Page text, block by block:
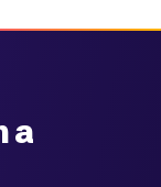
a